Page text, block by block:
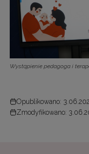
Wystąpienie pedagoga i
Opublikowano:
Zmodyfikowano: